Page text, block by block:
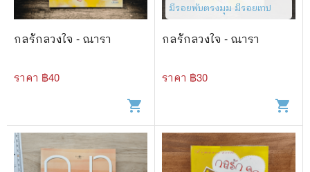
กลรักลวงใจ - ณารา
ราคา ฿40
shopping_cart
มีรอยพับตรงมุม มีรอยเทป
กลรักลวงใจ - ณารา
ราคา ฿30
shopping_cart